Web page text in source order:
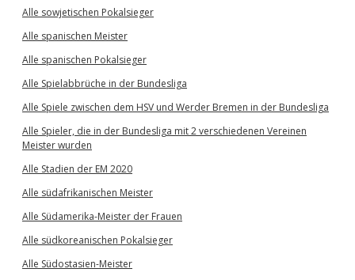
Alle sowjetischen Pokalsieger
Alle spanischen Meister
Alle spanischen Pokalsieger
Alle Spielabbrüche in der Bundesliga
Alle Spiele zwischen dem HSV und Werder Bremen in der Bundesliga
Alle Spieler, die in der Bundesliga mit 2 verschiedenen Vereinen
Meister wurden
Alle Stadien der EM 2020
Alle südafrikanischen Meister
Alle Südamerika-Meister der Frauen
Alle südkoreanischen Pokalsieger
Alle Südostasien-Meister